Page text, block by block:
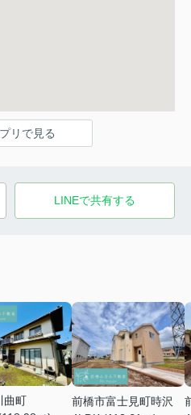
リで見る
LINEで共有する
曲町
前橋市富士見町時沢